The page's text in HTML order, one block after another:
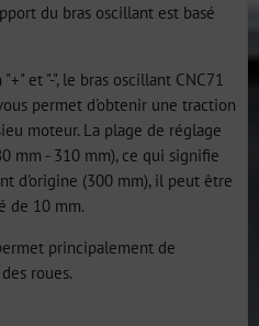
du bras oscillant est basé
et "-", le bras oscillant CNC71
permet d'obtenir une traction
moteur. La plage de réglage
mm - 310 mm), ce qui signifie
d'origine (300 mm), il peut être
de 10 mm.
principalement de
roues.